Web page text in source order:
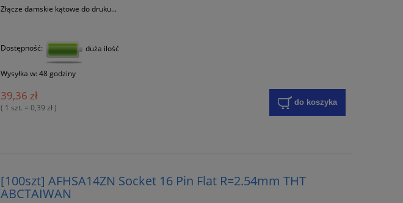
Złącze damskie kątowe do druku...
Dostępność: duża ilość
Wysyłka w: 48 godziny
39,36 zł
( 1 szt. = 0,39 zł )
do koszyka
[100szt] AFHSA14ZN Socket 16 Pin Flat R=2.54mm THT
ABCTAIWAN